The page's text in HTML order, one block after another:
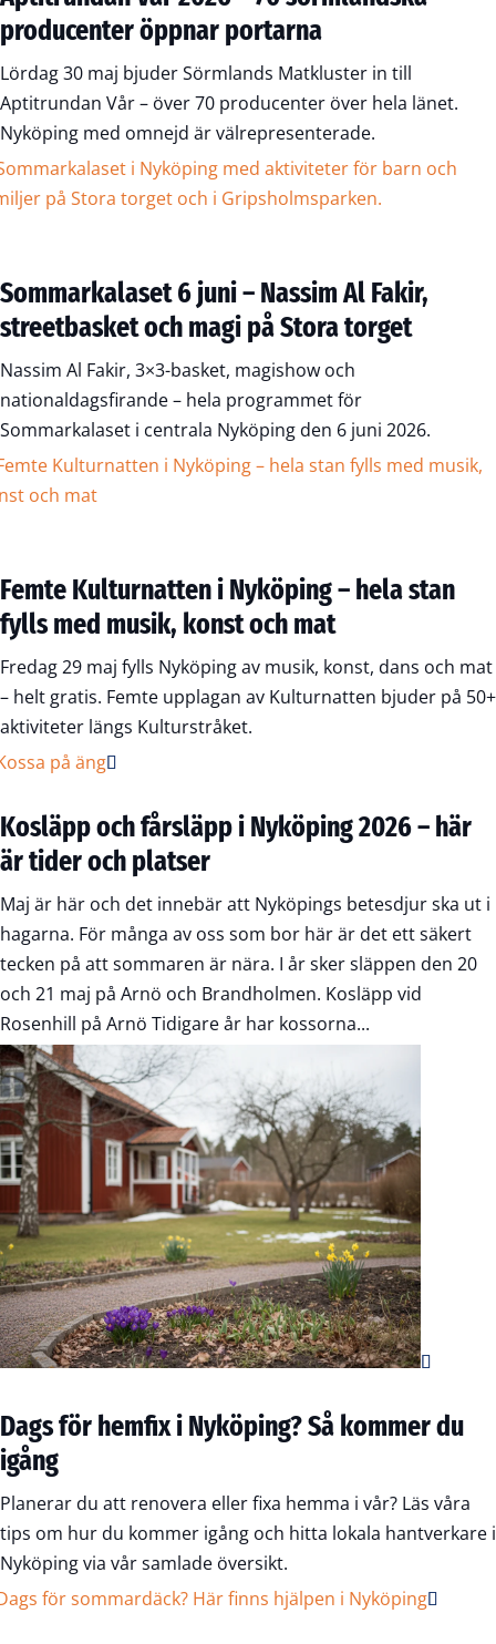
producenter öppnar portarna
Lördag 30 maj bjuder Sörmlands Matkluster in till
Aptitrundan Vår – över 70 producenter över hela länet.
Nyköping med omnejd är välrepresenterade.
Sommarkalaset 6 juni – Nassim Al Fakir,
streetbasket och magi på Stora torget
Nassim Al Fakir, 3×3-basket, magishow och
nationaldagsfirande – hela programmet för
Sommarkalaset i centrala Nyköping den 6 juni 2026.
Femte Kulturnatten i Nyköping – hela stan
fylls med musik, konst och mat
Fredag 29 maj fylls Nyköping av musik, konst, dans och mat
– helt gratis. Femte upplagan av Kulturnatten bjuder på 50+
aktiviteter längs Kulturstråket.
Kosläpp och fårsläpp i Nyköping 2026 – här
är tider och platser
Maj är här och det innebär att Nyköpings betesdjur ska ut i
hagarna. För många av oss som bor här är det ett säkert
tecken på att sommaren är nära. I år sker släppen den 20
och 21 maj på Arnö och Brandholmen. Kosläpp vid
Rosenhill på Arnö Tidigare år har kossorna...
Dags för hemfix i Nyköping? Så kommer du
igång
Planerar du att renovera eller fixa hemma i vår? Läs våra
tips om hur du kommer igång och hitta lokala hantverkare i
Nyköping via vår samlade översikt.